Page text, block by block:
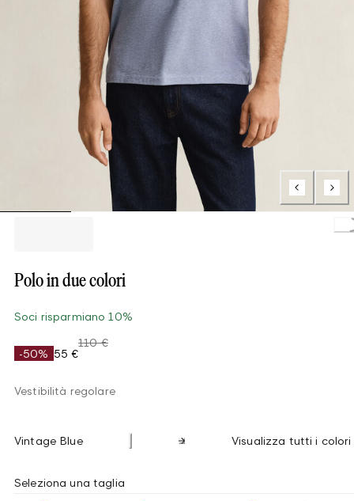
Polo in due colori
Soci risparmiano 10%
-50% 55 €
110 €
Vestibilità regolare
Vintage Blue Visualizza tutti i colori
Seleziona una taglia